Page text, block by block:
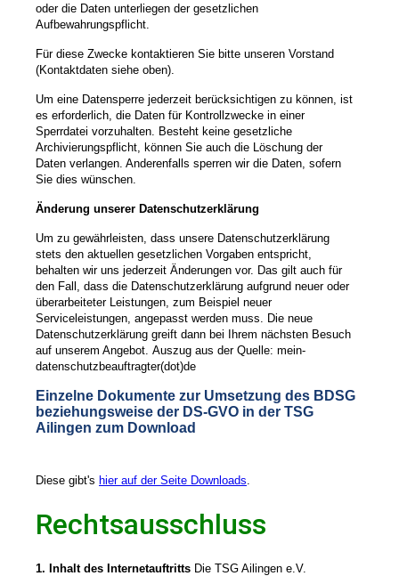
oder die Daten unterliegen der gesetzlichen
Aufbewahrungspflicht.
Für diese Zwecke kontaktieren Sie bitte unseren Vorstand
(Kontaktdaten siehe oben).
Um eine Datensperre jederzeit berücksichtigen zu können, ist
es erforderlich, die Daten für Kontrollzwecke in einer
Sperrdatei vorzuhalten. Besteht keine gesetzliche
Archivierungspflicht, können Sie auch die Löschung der
Daten verlangen. Anderenfalls sperren wir die Daten, sofern
Sie dies wünschen.
Änderung unserer Datenschutzerklärung
Um zu gewährleisten, dass unsere Datenschutzerklärung
stets den aktuellen gesetzlichen Vorgaben entspricht,
behalten wir uns jederzeit Änderungen vor. Das gilt auch für
den Fall, dass die Datenschutzerklärung aufgrund neuer oder
überarbeiteter Leistungen, zum Beispiel neuer
Serviceleistungen, angepasst werden muss. Die neue
Datenschutzerklärung greift dann bei Ihrem nächsten Besuch
auf unserem Angebot. Auszug aus der Quelle: mein-
datenschutzbeauftragter(dot)de
Einzelne Dokumente zur Umsetzung des BDSG
beziehungsweise der DS-GVO in der TSG
Ailingen zum Download
Diese gibt's hier auf der Seite Downloads
Rechtsausschluss
1. Inhalt des Internetauftritts Die TSG Ailingen e.V.